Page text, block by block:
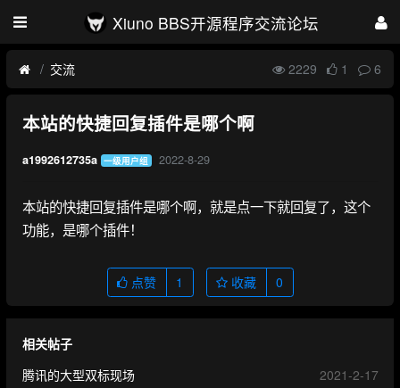
Xiuno BBS开源程序交流论坛
交流 2229 1 6
本站的快捷回复插件是哪个啊
a1992612735a 一级用户组 2022-8-29
本站的快捷回复插件是哪个啊，就是点一下就回复了，这个
功能，是哪个插件！
点赞 1 收藏 0
相关帖子
腾讯的大型双标现场
2021-2-17